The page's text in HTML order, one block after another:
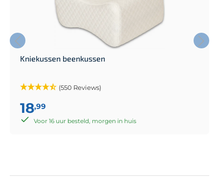
Kniekussen beenkussen
(550 Reviews)
18,99
Voor 16 uur besteld, morgen in huis